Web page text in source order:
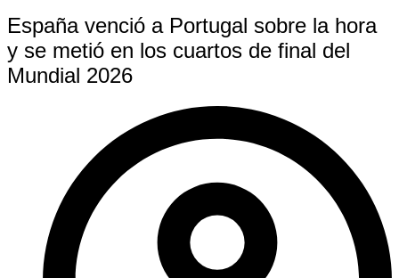
España venció a Portugal sobre la hora
y se metió en los cuartos de final del
Mundial 2026